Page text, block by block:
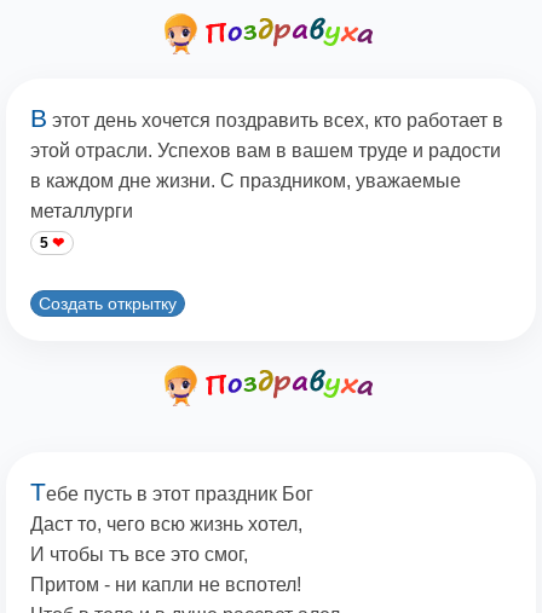
В этот день хочется поздравить всех, кто работает в
этой отрасли. Успехов вам в вашем труде и радости
в каждом дне жизни. С праздником, уважаемые
металлурги
5
Создать открытку
Тебе пусть в этот праздник Бог
Даст то, чего всю жизнь хотел,
И чтобы тъ все это смог,
Притом - ни капли не вспотел!